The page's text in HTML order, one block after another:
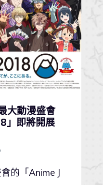
大動漫盛會
」即將開展
的「Anime J